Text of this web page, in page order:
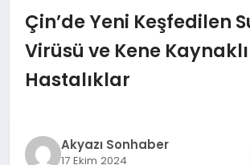
EKONOMI
SPOR
Çin’de Yeni Keşfedilen
Virüsü ve Kene Kaynaklı
Hastalıklar
Akyazı Sonhaber
17 Ekim 2024